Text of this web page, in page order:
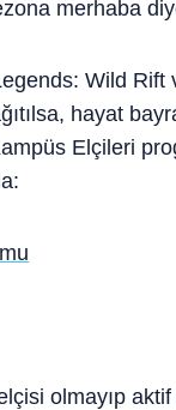
merhaba
Wild
hayat
Elçileri
olmayıp